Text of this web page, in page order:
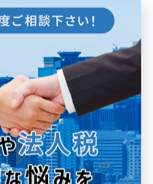
一覧に戻る
タグ